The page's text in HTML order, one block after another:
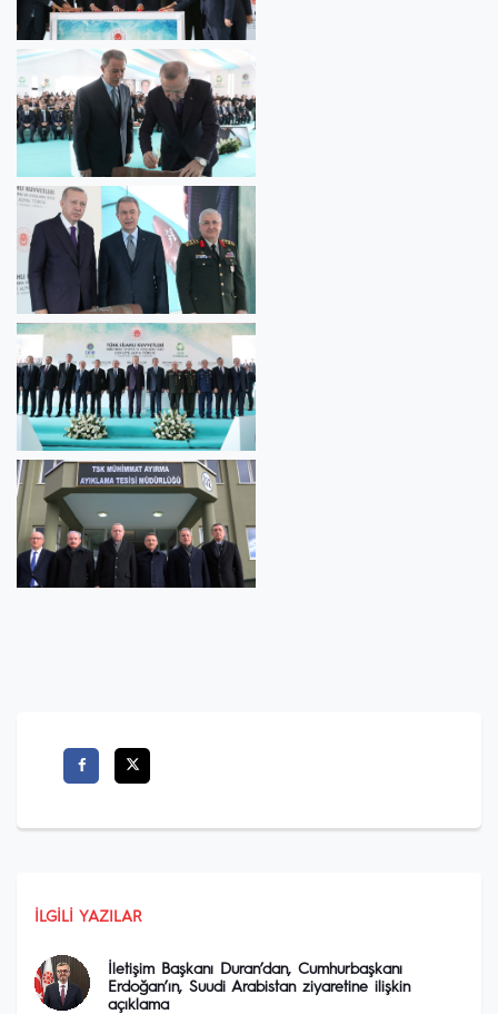
İLGILI YAZILAR
İletişim Başkanı Duran’dan, Cumhurbaşkanı
Erdoğan’ın, Suudi Arabistan ziyaretine ilişkin
açıklama